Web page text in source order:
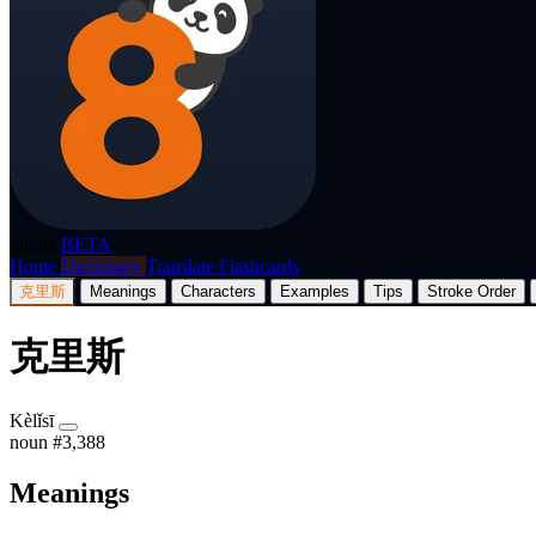
BETA
Home Dictionary Translate Flashcards
克里斯 Meanings Characters Examples Tips Stroke Order
克里斯
Kèlǐsī
noun #3,388
Meanings